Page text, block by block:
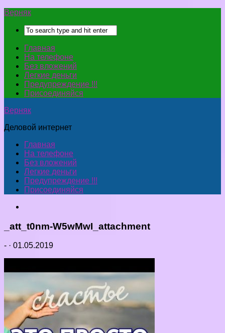
Верняк
Главная
На телефоне
Без вложений
Легкие деньги
Предупреждение !!!
Присоединяйся
Верняк
Деловой интернет
Главная
На телефоне
Без вложений
Легкие деньги
Предупреждение !!!
Присоединяйся
_att_t0nm-W5wMwI_attachment
- · 01.05.2019